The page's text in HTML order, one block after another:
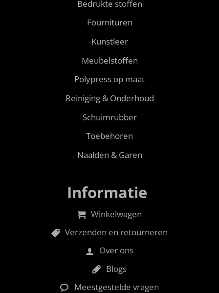
Bedrukte stoffen
Fournituren
Kunstleer
Meubelstoffen
Polypress op maat
Reiniging & Onderhoud
Schuimrubber
Toebehoren
Naalden & Garen
Informatie
Winkelwagen
Verzenden en retourneren
Over ons
Blogs
Meestgestelde vragen